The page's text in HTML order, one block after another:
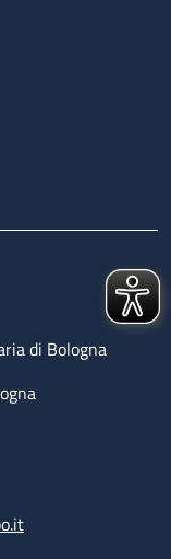
di Bologna